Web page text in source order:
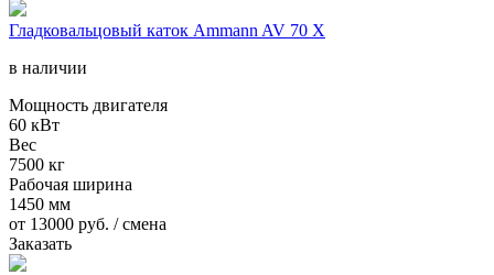
Гладковальцовый каток Ammann AV 70 X
в наличии
Мощность двигателя
60 кВт
Вес
7500 кг
Рабочая ширина
1450 мм
от 13000 руб. / смена
Заказать